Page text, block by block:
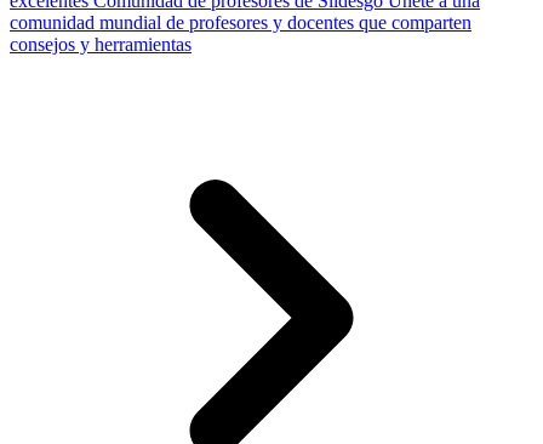
comunidad mundial de profesores y docentes que comparten
consejos y herramientas